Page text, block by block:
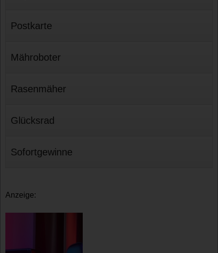
Postkarte
Mähroboter
Rasenmäher
Glücksrad
Sofortgewinne
Anzeige: